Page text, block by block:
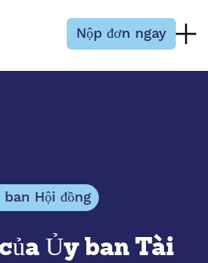
Nộp đơn ngay
Hội đồng
Ủy ban Tài